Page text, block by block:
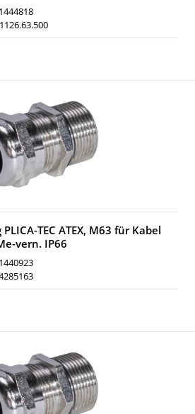
TEC ATEX, M63 für Kabel
vern. IP66